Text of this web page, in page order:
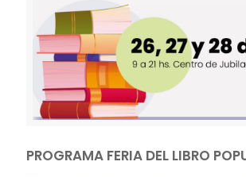
PROGRAMA FERIA DEL LIBRO